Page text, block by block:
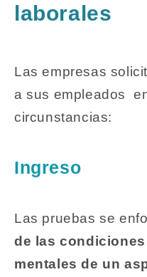
laborales
Las empresas
a sus empleados
circunstancias:
Ingreso
Las pruebas se
de las
mentales de un